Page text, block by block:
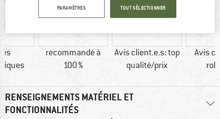
recommandé à
100 %
Avis client.e.s: top
qualité/prix
Avis
RENSEIGNEMENTS MATÉRIEL ET
FONCTIONNALITÉS
PARAMÈTRES TOUT SÉLECTIONNER